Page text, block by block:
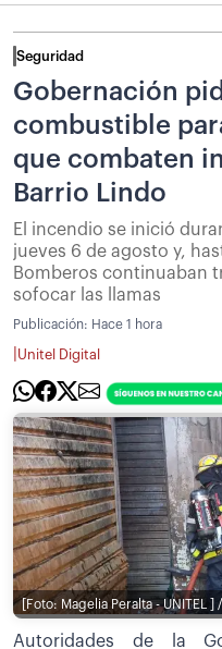
Seguridad
Gobernación
combustible
que combaten
Barrio Lindo
El incendio se inició
jueves 6 de agosto y,
Bomberos continuaban
sofocar las llamas
Publicación: Hace 1 hora
Unitel Digital
[Foto: Magelia Peralta -
Autoridades de la